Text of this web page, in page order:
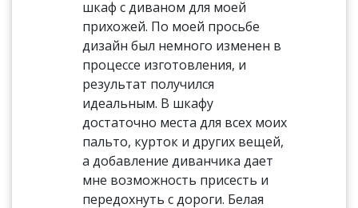
шкаф с диваном для моей
прихожей. По моей просьбе
дизайн был немного изменен в
процессе изготовления, и
результат получился
идеальным. В шкафу
достаточно места для всех моих
пальто, курток и других вещей,
а добавление диванчика дает
мне возможность присесть и
передохнуть с дороги. Белая